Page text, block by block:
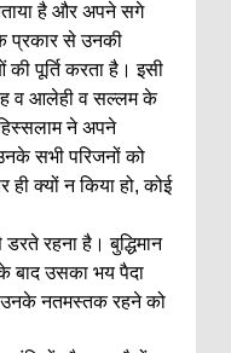
बताया है और अपने सगे
प्रकार से उनकी
पूर्ति करता है। इसी
व आलेही व सल्लम के
ने अपने
सभी परिजनों को
क्यों न किया हो, कोई
रहना है। बुद्धिमान
बाद उसका भय पैदा
उनके नतमस्तक रहने को